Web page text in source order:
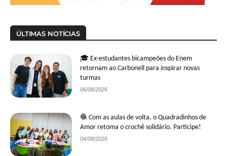
ÚLTIMAS NOTÍCIAS
🎓 Ex-estudantes bicampeões do Enem
retornam ao Carbonell para inspirar novas
turmas
06/08/2026
🧶 Com as aulas de volta, o Quadradinhos de
Amor retoma o crochê solidário. Participe!
04/08/2026